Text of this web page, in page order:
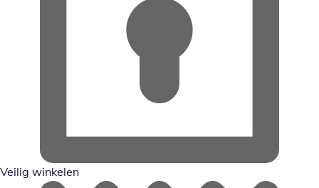
Veilig winkelen